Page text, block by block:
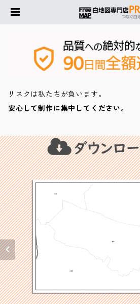
リスクは私たちが負います。
安心して制作に集中してください。